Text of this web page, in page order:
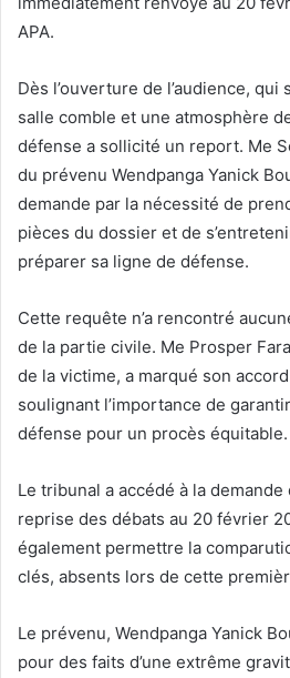
APA.
Dès l’ouverture de l’audience, qui
salle comble et une atmosphère
défense a sollicité un report. Me
du prévenu Wendpanga Yanick
demande par la nécessité de
pièces du dossier et de
préparer sa ligne de défense.
Cette requête n’a rencontré
de la partie civile. Me Prosper
de la victime, a marqué son
soulignant l’importance de
défense pour un procès équitable.
Le tribunal a accédé à la
reprise des débats au 20 février
également permettre la
clés, absents lors de cette
Le prévenu, Wendpanga Yanick
pour des faits d’une extrême